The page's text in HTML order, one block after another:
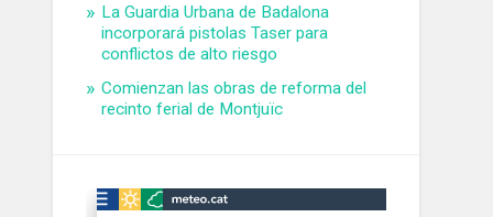
La Guardia Urbana de Badalona
incorporará pistolas Taser para
conflictos de alto riesgo
Comienzan las obras de reforma del
recinto ferial de Montjuïc